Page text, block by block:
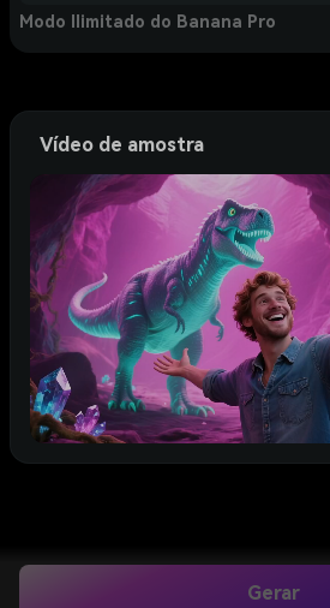
Modo Ilimitado do Banana Pro
Gerar
Vídeo de amostra